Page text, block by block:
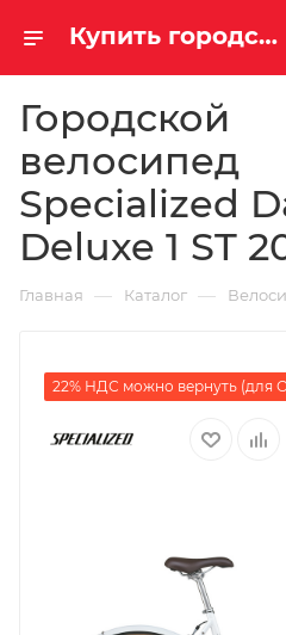
Купить городской велосипед Specialized Daily Deluxe 1 ST 2014 за 45670.00000000 в Саратове и Энгельсе
Городской
велосипед
Specialized
Deluxe 1 ST
Главная — Каталог —
22% НДС можно вернуть